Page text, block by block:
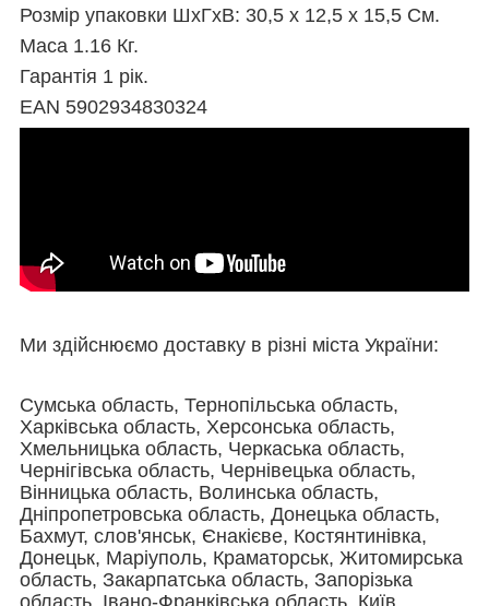
Розмір упаковки ШхГхВ: 30,5 х 12,5 х 15,5 См.
Маса 1.16 Кг.
Гарантія 1 рік.
EAN 5902934830324
Ми здійснюємо доставку в різні міста України:
Сумська область, Тернопільська область,
Харківська область, Херсонська область,
Хмельницька область, Черкаська область,
Чернігівська область, Чернівецька область,
Вінницька область, Волинська область,
Дніпропетровська область, Донецька область,
Бахмут, слов'янськ, Єнакієве, Костянтинівка,
Донецьк, Маріуполь, Краматорськ, Житомирська
область, Закарпатська область, Запорізька